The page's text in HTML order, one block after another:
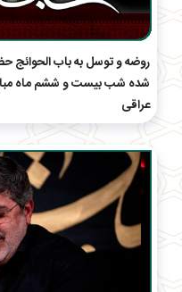
روضه و توسل به باب الحوائج
شده شب بیست و ششم ماه
عراقی